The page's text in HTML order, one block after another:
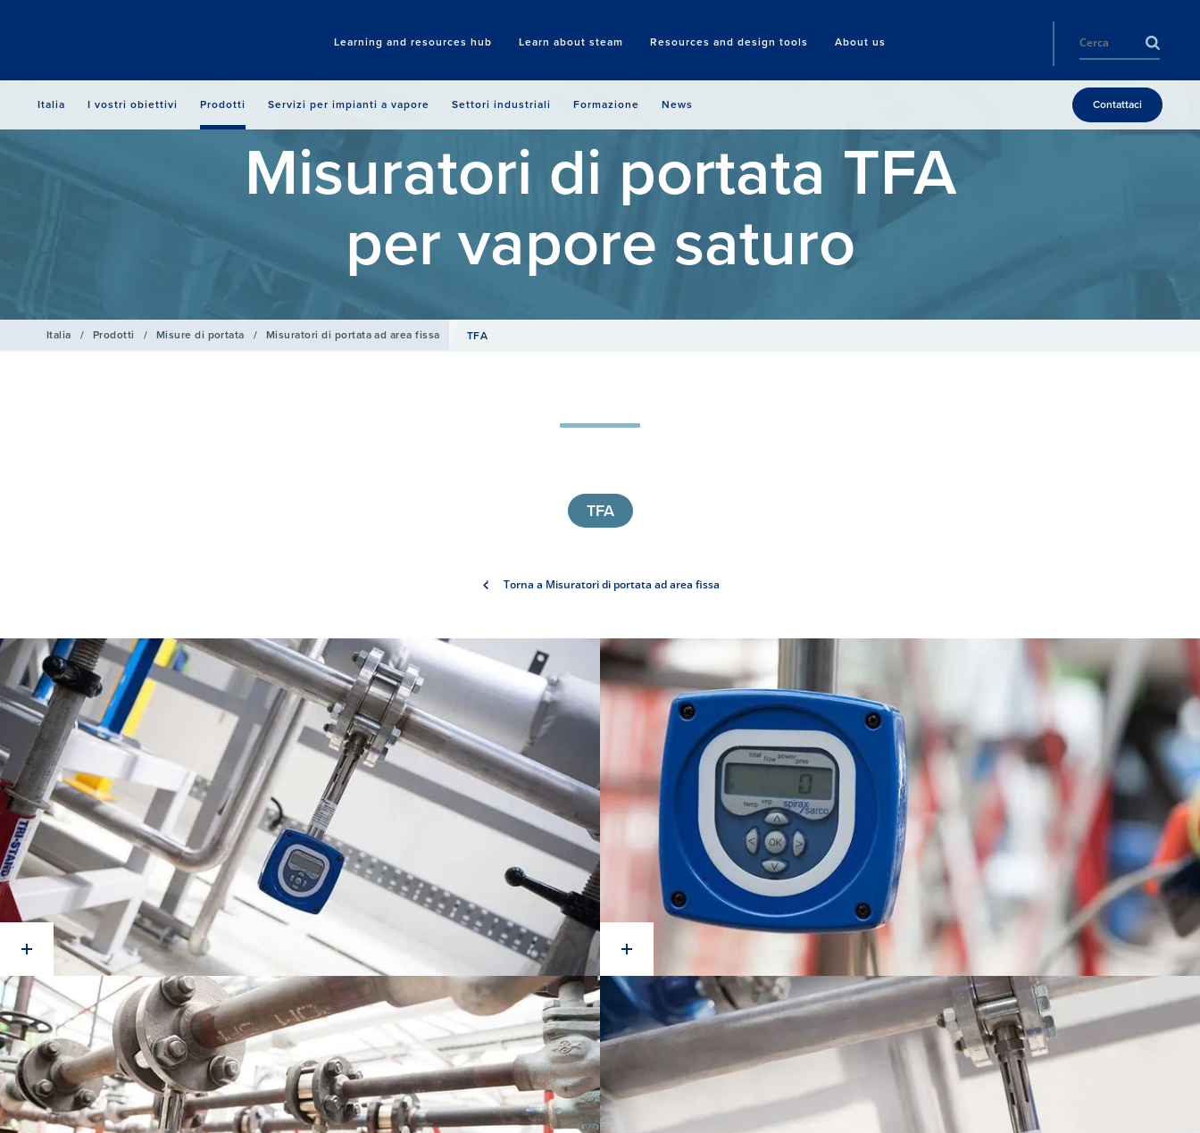
Learning and resources hub Learn about steam Resources and design tools About us
Search
Italia I vostri obiettivi Prodotti Servizi per impianti a vapore Settori industriali Formazione News Contattaci
Misuratori di portata TFA
per vapore saturo
Italia / Prodotti / Mis​ure di portata / Misuratori di portata ad area fissa TFA
TFA
Torna a Misuratori di portata ad area fissa